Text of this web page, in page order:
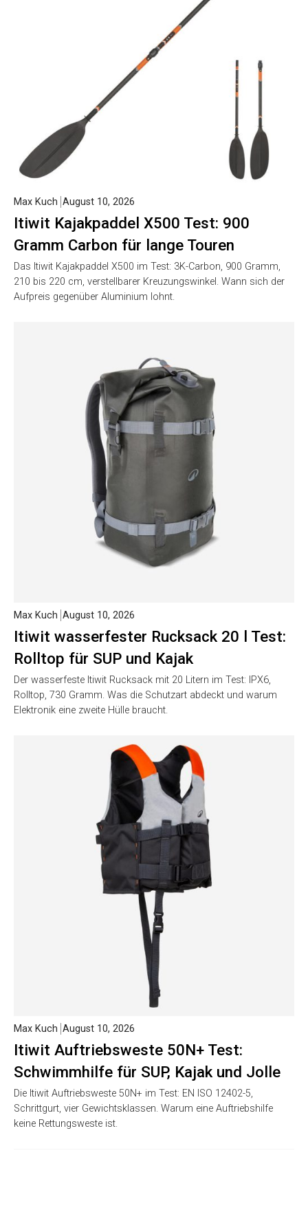
Itiwit Kajakpaddel X500 Test: 900
Gramm Carbon für lange Touren
Max Kuch August 10, 2026
Das Itiwit Kajakpaddel X500 im Test: 3K-Carbon, 900 Gramm,
210 bis 220 cm, verstellbarer Kreuzungswinkel. Wann sich der
Aufpreis gegenüber Aluminium lohnt.
Itiwit wasserfester Rucksack 20 l Test:
Rolltop für SUP und Kajak
Max Kuch August 10, 2026
Der wasserfeste Itiwit Rucksack mit 20 Litern im Test: IPX6,
Rolltop, 730 Gramm. Was die Schutzart abdeckt und warum
Elektronik eine zweite Hülle braucht.
Itiwit Auftriebsweste 50N+ Test:
Schwimmhilfe für SUP, Kajak und Jolle
Max Kuch August 10, 2026
Die Itiwit Auftriebsweste 50N+ im Test: EN ISO 12402-5,
Schrittgurt, vier Gewichtsklassen. Warum eine Auftriebshilfe
keine Rettungsweste ist.